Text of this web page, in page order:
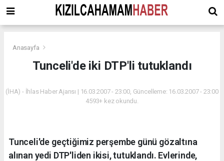
Anasayfa
Tunceli'de iki DTP'li tutuklandı
(İHA) - İhlas Haber Ajansı | 16.03.2007 - 23:00, Güncelleme: 16.03.2007 - 23:00
4593+ kez okundu.
Tunceli'de geçtiğimiz perşembe günü gözaltına
alınan yedi DTP'liden ikisi, tutuklandı. Evlerinde,